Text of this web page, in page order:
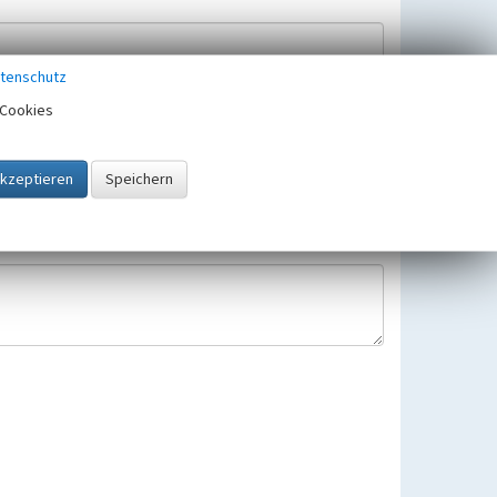
gespeichert und verwendet.
gültigen Europäischen